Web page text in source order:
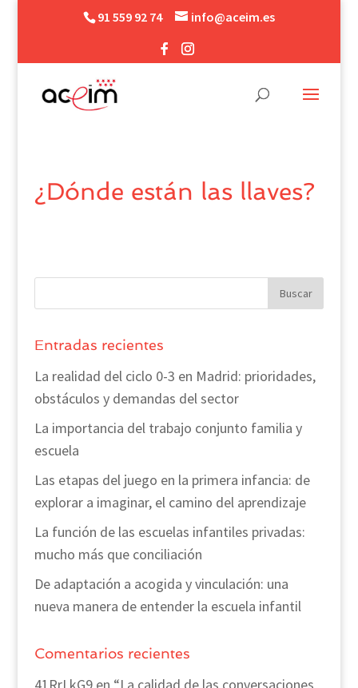
91 559 92 74 info@aceim.es
¿Dónde están las llaves?
Entradas recientes
La realidad del ciclo 0-3 en Madrid: prioridades,
obstáculos y demandas del sector
La importancia del trabajo conjunto familia y
escuela
Las etapas del juego en la primera infancia: de
explorar a imaginar, el camino del aprendizaje
La función de las escuelas infantiles privadas:
mucho más que conciliación
De adaptación a acogida y vinculación: una
nueva manera de entender la escuela infantil
Comentarios recientes